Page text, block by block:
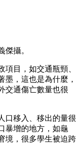
傑攝。
目，如交通瓶頸、
墨，這也是為什麼，
交通傷亡數量也很
口移入、移出的量很
暴增的地方，如龜
境，很多學生被迫跨